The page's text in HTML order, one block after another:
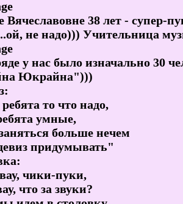
Вячеславовне 38 лет - супер-
не надо))) Учительница
у нас было изначально 30
Юкрайна")))
то что надо,
умные,
больше нечем
придумывать"
чики-пуки,
что за звуки?